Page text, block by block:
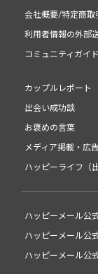
会社概要/特定商取
利用者情報の外部
コミュニティガイ
カップルレポート
出会い成功談
お褒めの言葉
メディア掲載・広
ハッピーライフ（
ハッピーメール公
ハッピーメール公
ハッピーメール公